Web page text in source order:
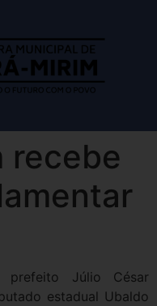
recebe
prefeito Júlio César
estadual Ubaldo